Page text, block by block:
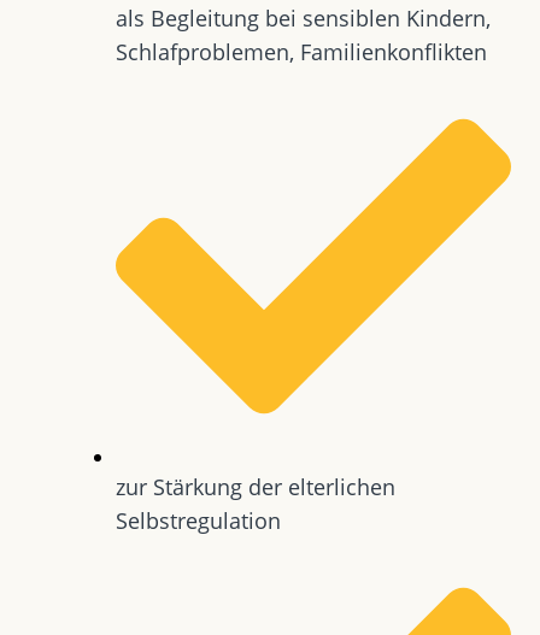
als Begleitung bei sensiblen Kindern,
Schlafproblemen, Familienkonflikten
zur Stärkung der elterlichen
Selbstregulation